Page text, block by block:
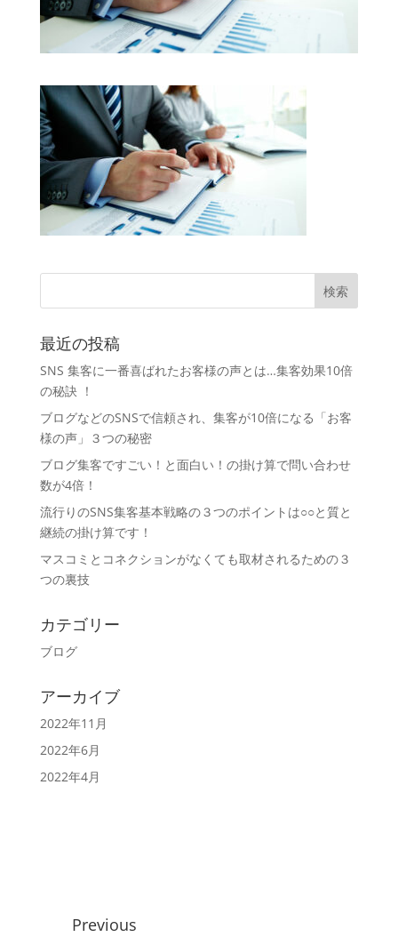
最近の投稿
SNS 集客に一番喜ばれたお客様の声とは…集客効果10倍
の秘訣 ！
ブログなどのSNSで信頼され、集客が10倍になる「お客
様の声」３つの秘密
ブログ集客ですごい！と面白い！の掛け算で問い合わせ
数が4倍！
流行りのSNS集客基本戦略の３つのポイントは○○と質と
継続の掛け算です！
マスコミとコネクションがなくても取材されるための３
つの裏技
カテゴリー
ブログ
アーカイブ
2022年11月
2022年6月
2022年4月
Previous